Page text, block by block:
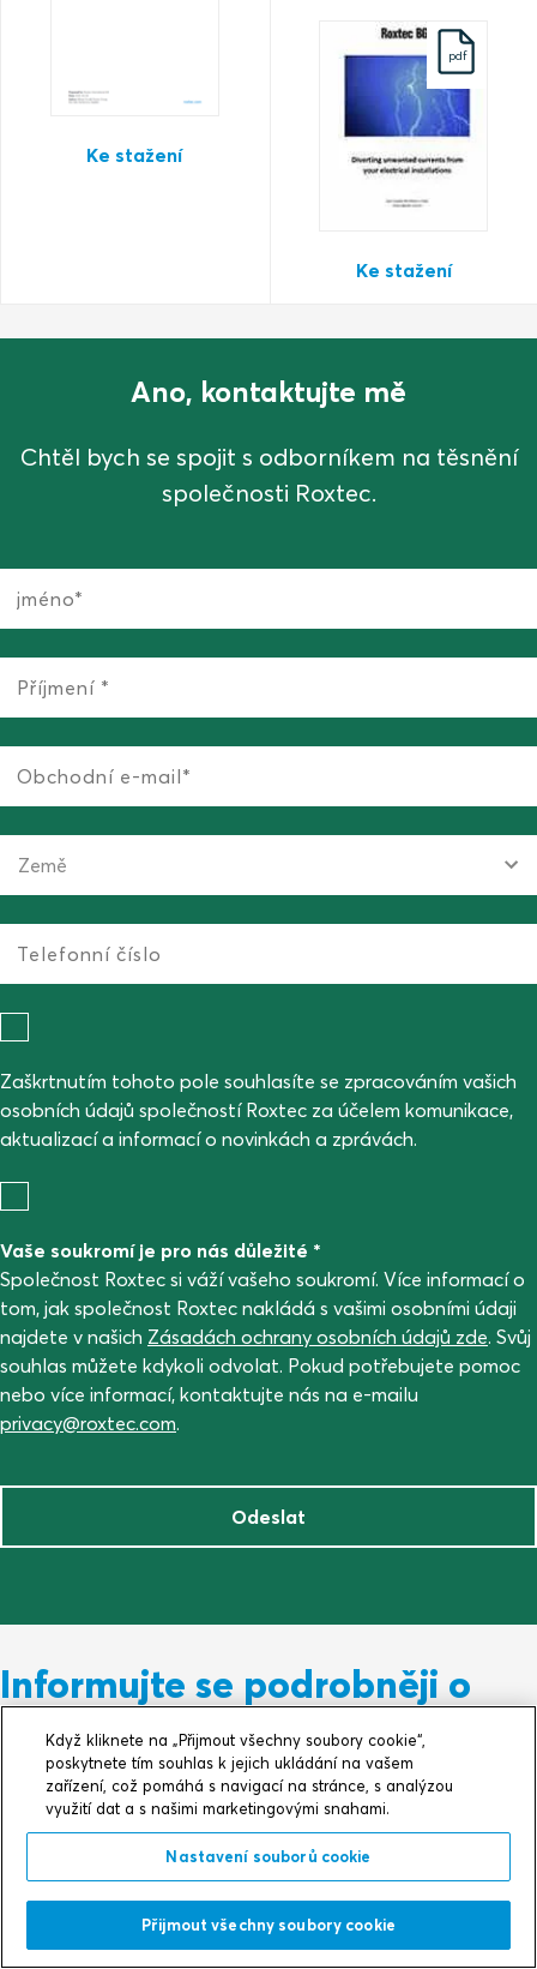
Ke stažení
pdf
Ke stažení
Ano, kontaktujte mě
Chtěl bych se spojit s odborníkem na těsnění
společnosti Roxtec.
Zaškrtnutím tohoto pole souhlasíte se zpracováním vašich
osobních údajů společností Roxtec za účelem komunikace,
aktualizací a informací o novinkách a zprávách.
Vaše soukromí je pro nás důležité *
Společnost Roxtec si váží vašeho soukromí. Více informací o
tom, jak společnost Roxtec nakládá s vašimi osobními údaji
najdete v našich Zásadách ochrany osobních údajů zde. Svůj
souhlas můžete kdykoli odvolat. Pokud potřebujete pomoc
nebo více informací, kontaktujte nás na e-mailu
privacy@roxtec.com.
Odeslat
Informujte se podrobněji o
chytrých vlastnostech našich
produktů
Stínění nad rámec potřeb
Vývoj produktu v nejdokonalejší podobě.
Když kliknete na „Přijmout všechny soubory cookie“,
poskytnete tím souhlas k jejich ukládání na vašem
zařízení, což pomáhá s navigací na stránce, s analýzou
využití dat a s našimi marketingovými snahami.
Nastavení souborů cookie
Přijmout všechny soubory cookie